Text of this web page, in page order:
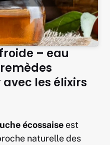
– eau
les élixirs
écossaise est
naturelle des